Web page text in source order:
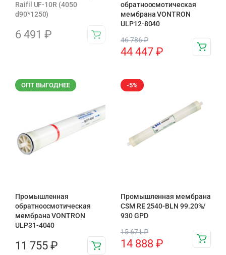
Raifil UF-10R (4050
d90*1250)
6 491 ₽
обратноосмотическая
мембрана VONTRON
ULP12-8040
46 786₽
44 447 ₽
ОПТ ВЫГОДНЕЕ
Промышленная
обратноосмотическая
мембрана VONTRON
ULP31-4040
11 755 ₽
-5%
Промышленная мембрана
CSM RE 2540-BLN 99.20%/
930 GPD
15 671₽
14 888 ₽